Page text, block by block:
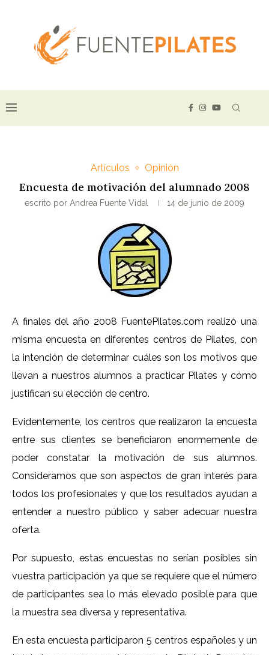
Artículos Opinión
Encuesta de motivación del alumnado 2008
escrito por Andrea Fuente Vidal 14 de junio de 2009
A finales del año 2008 FuentePilates.com realizó una
misma encuesta en diferentes centros de Pilates, con
la intención de determinar cuáles son los motivos que
llevan a nuestros alumnos a practicar Pilates y cómo
justifican su elección de centro.
Evidentemente, los centros que realizaron la encuesta
entre sus clientes se beneficiaron enormemente de
poder constatar la motivación de sus alumnos.
Consideramos que son aspectos de gran interés para
todos los profesionales y que los resultados ayudan a
entender a nuestro público y saber adecuar nuestra
oferta.
Por supuesto, estas encuestas no serían posibles sin
vuestra participación ya que se requiere que el número
de participantes sea lo más elevado posible para que
la muestra sea diversa y representativa.
En esta encuesta participaron 5 centros españoles y un